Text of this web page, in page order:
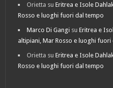
Orietta suEritrea e Isole
Rosso e luoghi fuori dal tempo
Marco Di Gangi suEritrea e
altipiani, Mar Rosso e luoghi
Orietta suEritrea e Isole
Rosso e luoghi fuori dal tempo